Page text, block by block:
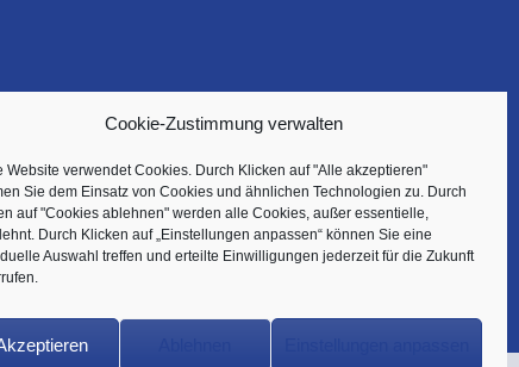
Cookie-Zustimmung verwalten
Website verwendet Cookies. Durch Klicken auf "Alle akzeptieren"
Sie dem Einsatz von Cookies und ähnlichen Technologien zu. Durch
auf "Cookies ablehnen" werden alle Cookies, außer essentielle,
Durch Klicken auf „Einstellungen anpassen“ können Sie eine
Auswahl treffen und erteilte Einwilligungen jederzeit für die Zukunft